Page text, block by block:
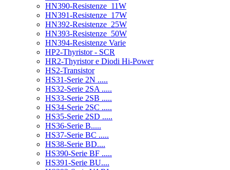
HN390-Resistenze_11W
HN391-Resistenze_17W
HN392-Resistenze_25W
HN393-Resistenze_50W
HN394-Resistenze Varie
HP2-Thyristor - SCR
HR2-Thyristor e Diodi Hi-Power
HS2-Transistor
HS31-Serie 2N .....
HS32-Serie 2SA .....
HS33-Serie 2SB .....
HS34-Serie 2SC .....
HS35-Serie 2SD .....
HS36-Serie B.....
HS37-Serie BC .....
HS38-Serie BD....
HS390-Serie BF .....
HS391-Serie BU....